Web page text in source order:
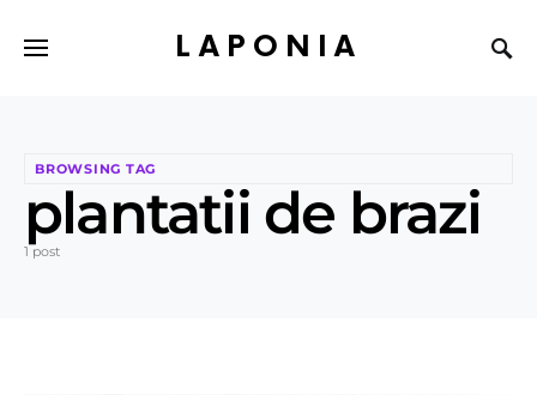
LAPONIA
BROWSING TAG
plantatii de brazi
1 post